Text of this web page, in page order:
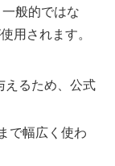
般的ではな
用されます。
えるため、公式
で幅広く使わ